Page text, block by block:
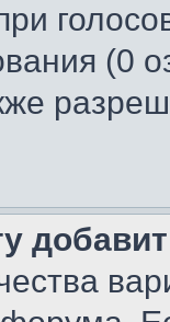
(0